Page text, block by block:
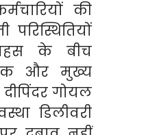
की
के बीच
और मुख्य
गोयल
डिलीवरी